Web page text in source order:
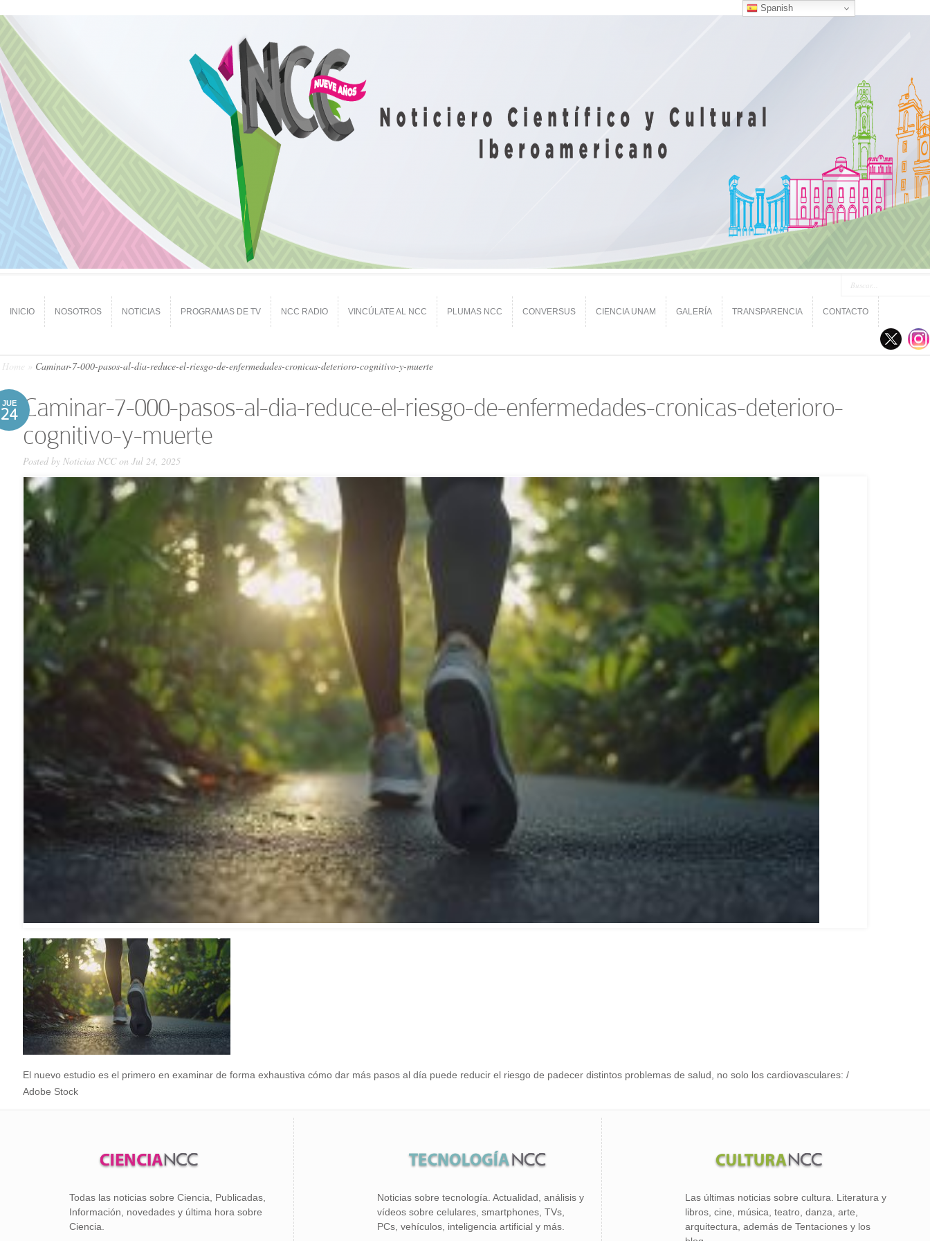
INICIO NOSOTROS NOTICIAS PROGRAMAS DE TV NCC RADIO VINCÚLATE AL NCC PLUMAS NCC CONVERSUS CIENCIA UNAM GALERÍA TRANSPARENCIA CONTACTO
Home Caminar-7-000-pasos-al-dia-reduce-el-riesgo-de-enfermedades-cronicas-deterioro-cognitivo-y-muerte
JUE
24 Caminar-7-000-pasos-al-dia-reduce-el-riesgo-de-enfermedades-cronicas-deterioro-
cognitivo-y-muerte
Posted by Noticias NCCon Jul 24, 2025
El nuevo estudio es el primero en examinar de forma exhaustiva cómo dar más pasos al día puede reducir el riesgo de padecer distintos problemas de salud, no solo los cardiovasculares: /
Adobe Stock
Todas las noticias sobre Ciencia, Publicadas,
Información, novedades y última hora sobre
Ciencia.
Noticias sobre tecnología. Actualidad, análisis y
vídeos sobre celulares, smartphones, TVs,
PCs, vehículos, inteligencia artificial y más.
Las últimas noticias sobre cultura. Literatura y
libros, cine, música, teatro, danza, arte,
arquitectura, además de Tentaciones y los
Spanish